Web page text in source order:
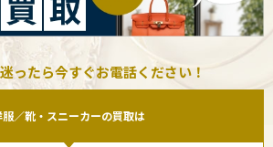
ったら今すぐお電話ください！
服／靴・スニーカーの買取は